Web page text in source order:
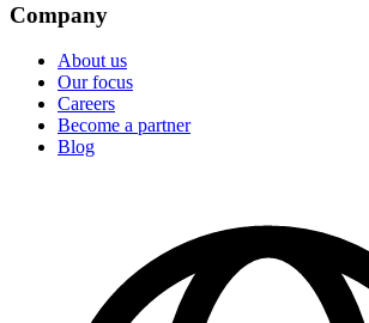
Company
About us
Our focus
Careers
Become a partner
Blog